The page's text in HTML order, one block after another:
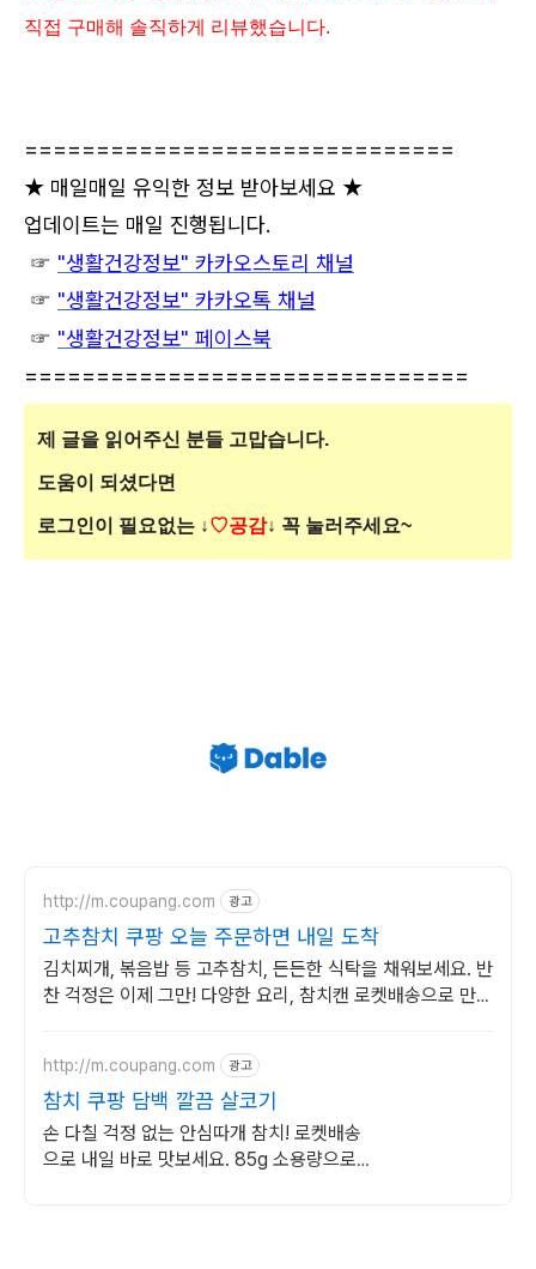
직접 구매해 솔직하게 리뷰했습니다.
==============================
★ 매일매일 유익한 정보 받아보세요 ★
업데이트는 매일 진행됩니다.
☞ "생활건강정보" 카카오스토리 채널
☞ "생활건강정보" 카카오톡 채널
☞ "생활건강정보" 페이스북
===============================
제 글을 읽어주신 분들 고맙습니다.
도움이 되셨다면
로그인이 필요없는 ↓♡공감↓ 꼭 눌러주세요~
http://m.coupang.com 광고
고추참치 쿠팡 오늘 주문하면 내일 도착
김치찌개, 볶음밥 등 고추참치, 든든한 식탁을 채워보세요. 반
찬 걱정은 이제 그만! 다양한 요리, 참치캔 로켓배송으로 만나
http://m.coupang.com 광고
참치 쿠팡 담백 깔끔 살코기
손 다칠 걱정 없는 안심따개 참치! 로켓배송
으로 내일 바로 맛보세요. 85g 소용량으로